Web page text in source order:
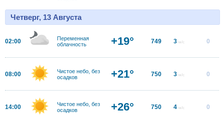
Четверг, 13 Августа
02:00
Переменная
облачность
+19° 749 3 м/с 0
08:00
Чистое небо, без
осадков
+21° 750 3 м/с 0
14:00
Чистое небо, без
осадков
+26° 750 4 м/с 0